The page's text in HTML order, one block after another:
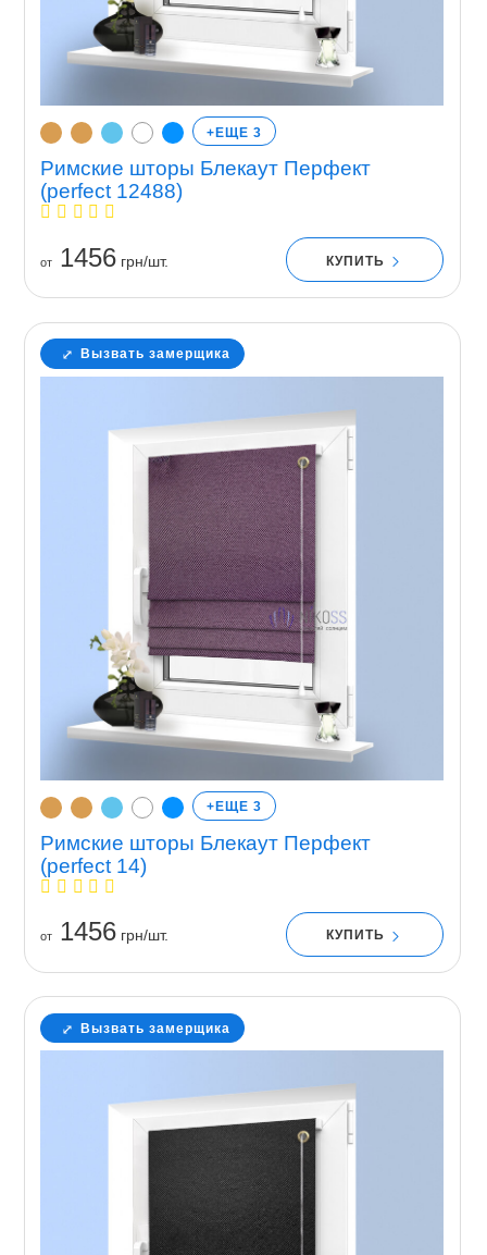
+ЕЩЕ 3
Римские шторы Блекаут Перфект
(perfect 12488)
от1456грн/шт. КУПИТЬ
Вызвать замерщика
+ЕЩЕ 3
Римские шторы Блекаут Перфект
(perfect 14)
от1456грн/шт. КУПИТЬ
Вызвать замерщика